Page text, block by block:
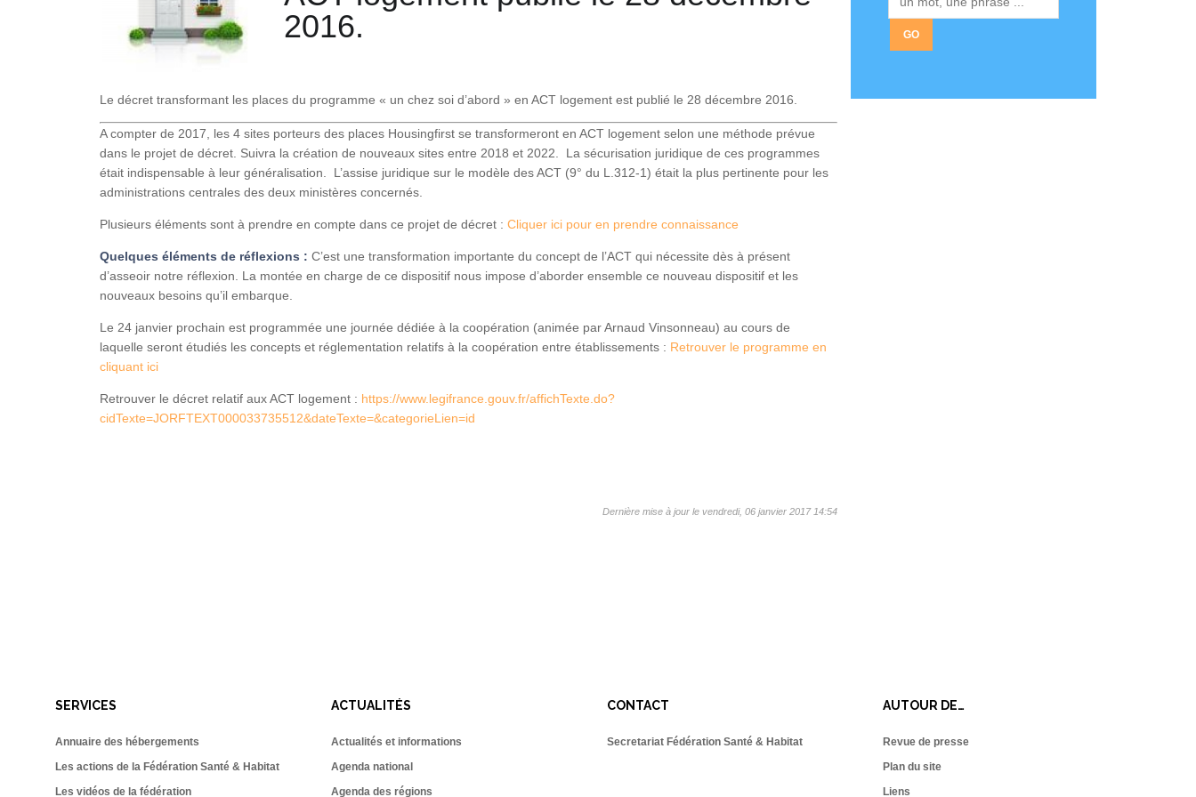
Provence-Alpes-Cote-
Guadeloupe /Saint
2016.
Le décret transformant les places du programme « un chez soi d’abord » en ACT logement est publié le 28 décembre 2016.
A compter de 2017, les 4 sites porteurs des places Housingfirst se transformeront en ACT logement selon une méthode prévue
dans le projet de décret. Suivra la création de nouveaux sites entre 2018 et 2022. La sécurisation juridique de ces programmes
était indispensable à leur généralisation. L’assise juridique sur le modèle des ACT (9° du L.312-1) était la plus pertinente pour les
administrations centrales des deux ministères concernés.
Plusieurs éléments sont à prendre en compte dans ce projet de décret : Cliquer ici pour en prendre connaissance
Quelques éléments de réflexions : C’est une transformation importante du concept de l’ACT qui nécessite dès à présent
d’asseoir notre réflexion. La montée en charge de ce dispositif nous impose d’aborder ensemble ce nouveau dispositif et les
nouveaux besoins qu’il embarque.
Le 24 janvier prochain est programmée une journée dédiée à la coopération (animée par Arnaud Vinsonneau) au cours de
laquelle seront étudiés les concepts et réglementation relatifs à la coopération entre établissements : Retrouver le programme en
cliquant ici
Retrouver le décret relatif aux ACT logement : https://www.legifrance.gouv.fr/affichTexte.do?
cidTexte=JORFTEXT000033735512&dateTexte=&categorieLien=id
Dernière mise à jour le vendredi, 06 janvier 2017 14:54
SERVICES
Annuaire des hébergements
Les actions de la Fédération Santé & Habitat
Les vidéos de la fédération
ACTUALITÉS
Actualités et informations
Agenda national
Agenda des régions
CONTACT
Secretariat Fédération Santé & Habitat
AUTOUR DE…
Revue de presse
Plan du site
Liens